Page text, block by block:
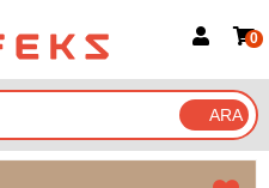
Google İle Bağlan
0